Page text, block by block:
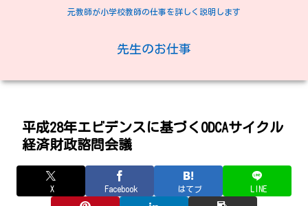
元教師が小学校教師の仕事を詳しく説明します
先生のお仕事
平成28年エビデンスに基づくODCAサイクル
経済財政諮問会議
X Facebook はてブ LINE